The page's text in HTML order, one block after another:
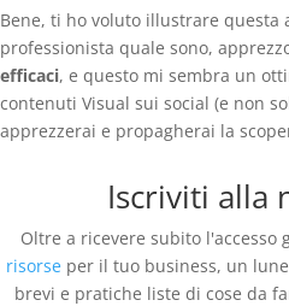
Bene, ti ho voluto illustrare questa
professionista quale sono,
efficaci, e questo mi sembra un
contenuti Visual sui social (e non
apprezzerai e propagherai la
Iscriviti alla
Oltre a ricevere subito l'accesso
risorseper il tuo business, un
brevi e pratiche liste di cose da